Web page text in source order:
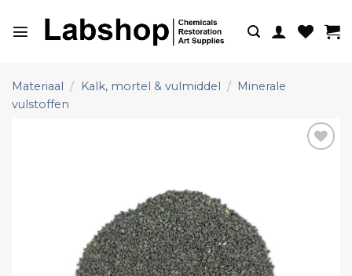
naar
Materiaal / Kalk, mortel & vulmiddel / Minerale
vulstoffen